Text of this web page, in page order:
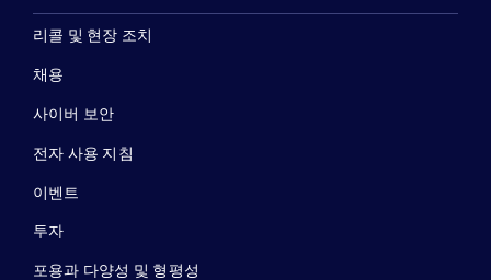
리콜 및 현장 조치
채용
사이버 보안
전자 사용 지침
이벤트
투자
포용과 다양성 및 형평성